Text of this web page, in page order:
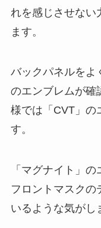
れを感じさせない
ます。
バックパネルをよ
のエンブレムが確
様では「CVT」の
す。
「マグナイト」
フロントマスクの
いるような気がし